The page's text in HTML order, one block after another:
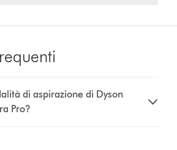
di aspirazione di Dyson
Pro?